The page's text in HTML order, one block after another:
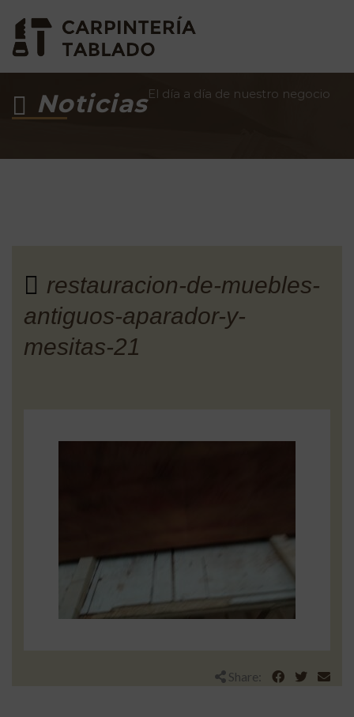
NoticiasEl día a día de nuestro negocio
restauracion-de-muebles-
antiguos-aparador-y-
mesitas-21
Share: